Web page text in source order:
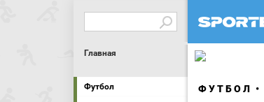
Главная
Футбол
ФУТБОЛ